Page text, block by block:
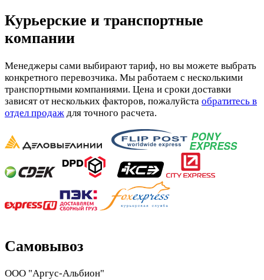
Курьерские и транспортные
компании
Менеджеры сами выбирают тариф, но вы можете выбрать
конкретного перевозчика. Мы работаем с несколькими
транспортными компаниями. Цена и сроки доставки
зависят от нескольких факторов, пожалуйста обратитесь в
отдел продаж для точного расчета.
Самовывоз
ООО "Аргус-Альбион"